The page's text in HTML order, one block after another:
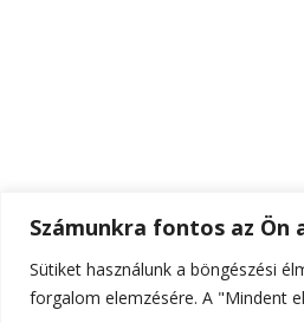
Számunkra fontos az Ön
Sütiket használunk a böngészési
forgalom elemzésére. A "Mindent
© Szerzői jog 2026